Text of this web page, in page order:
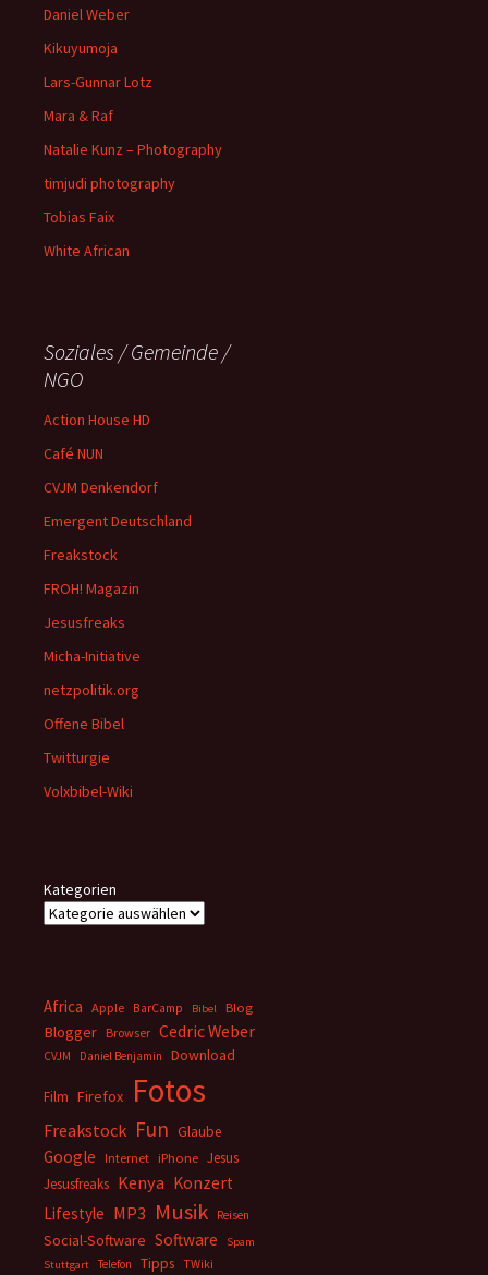
Daniel Weber
Kikuyumoja
Lars-Gunnar Lotz
Mara & Raf
Natalie Kunz – Photography
timjudi photography
Tobias Faix
White African
Soziales / Gemeinde /
NGO
Action House HD
Café NUN
CVJM Denkendorf
Emergent Deutschland
Freakstock
FROH! Magazin
Jesusfreaks
Micha-Initiative
netzpolitik.org
Offene Bibel
Twitturgie
Volxbibel-Wiki
Kategorien
Africa Apple BarCamp Bibel Blog
Blogger Browser Cedric Weber
CVJM Daniel Benjamin Download
Film Firefox Fotos
Freakstock Fun Glaube
Google Internet iPhone Jesus
Jesusfreaks Kenya Konzert
Lifestyle MP3 Musik Reisen
Social-Software Software
Spam
Stuttgart
Telefon Tipps TWiki